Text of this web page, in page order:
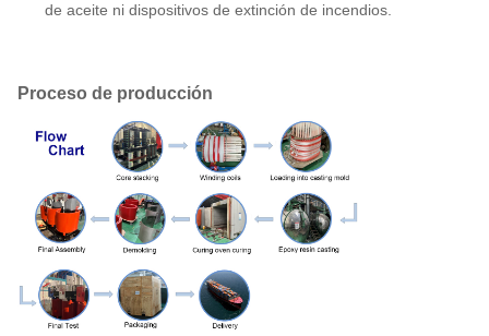
de aceite ni dispositivos de extinción de incendios.
Proceso de producción